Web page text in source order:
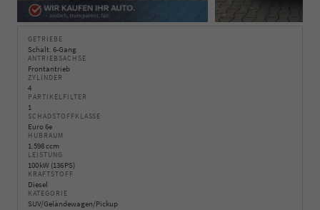
GETRIEBE
Schalt. 6-Gang
ANTRIEBSACHSE
Frontantrieb
ZYLINDER
4
PARTIKELFILTER
1
SCHADSTOFFKLASSE
Euro 6e
HUBRAUM
1.598 ccm
LEISTUNG
100 kW (136 PS)
KRAFTSTOFF
Diesel
KATEGORIE
SUV/Geländewagen/Pickup